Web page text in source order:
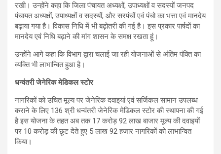
रखी। उन्होंने कहा कि जिला पंचायत अध्यक्षों, उपाध्यक्षों व सदस्यों जनपद
पंचायत अध्यक्षों, उपाध्यक्षों व सदस्यों, और सरपंचों एवं पंचो का भत्ता एवं मानदेय
बढ़ाया गया है। विकास निधि में भी बढ़ोतरी की गई है। इस प्रकार पार्षदों का
मानदेय एवं निधि बढ़ाने की मांग शासन के समक्ष रखता हूं।
उन्होंने आगे कहा कि विभाग द्वारा चलाई जा रही योजनाओं से अंतिम पंक्ति का
व्यक्ति भी लाभान्वित हुआ है।
धन्वंतरी जेनेरिक मेडिकल स्टोर
नागरिकों को उचित मूल्य पर जेनेरिक दवाइयां एवं सर्जिकल सामान उपलब्ध
कराने के लिए 136 श्री धन्वंतरी जेनेरिक मेडिकल स्टोर की स्थापना की गई
है इस योजना के तहत अब तक 17 करोड़ 92 लाख बाजार मूल्य की दवाइयों
पर 10 करोड़ की छूट देते हुए 5 लाख 92 हजार नागरिकों को लाभान्वित
किया।